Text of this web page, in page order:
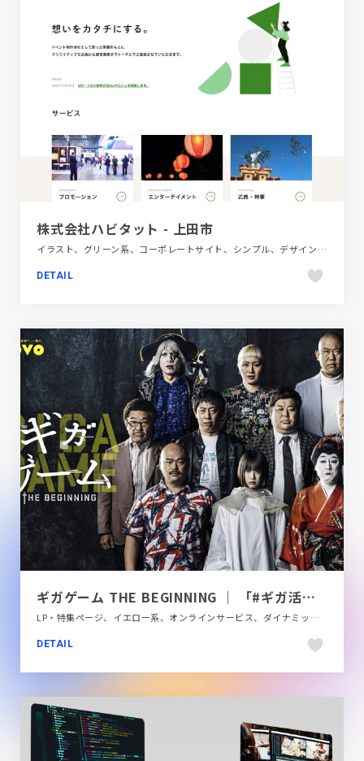
株式会社ハビタット - 上田市
イラスト、グリーン系、コーポレートサイト、シンプル、デザイン・アート・音楽・文芸、ホワイト系
DETAIL
ギガゲーム THE BEGINNING ｜ 「#ギガ活」知らないの、だ〜れだ。
LP・特集ページ、イエロー系、オンラインサービス、ダイナミック、テレビ・アニメ・映画・芸能、ブラック系 、大きめ写真
DETAIL